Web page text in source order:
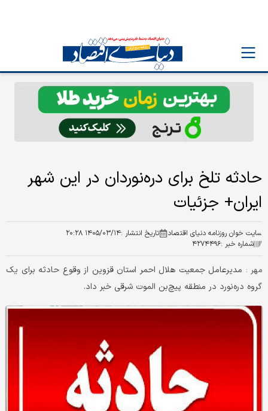
حادثه تلخ برای دره‌نوردان در این شهر
ایران+ جزئیات
سایت خوان روزنامه دنیای اقتصاد تاریخ انتشار :۱۴۰۵/۰۳/۱۴ ۲۰:۲۸
شماره خبر :۴۲۷۴۴۹۶
مهر : مدیرعامل جمعیت هلال احمر استان قزوین از وقوع حادثه برای یک
گروه دره‌نورد در منطقه پیچ‌بن الموت شرقی خبر داد.